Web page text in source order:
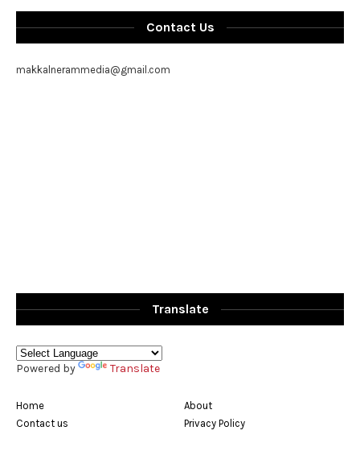
Contact Us
makkalnerammedia@gmail.com
Translate
Powered by Translate
Home
About
Contact us
Privacy Policy